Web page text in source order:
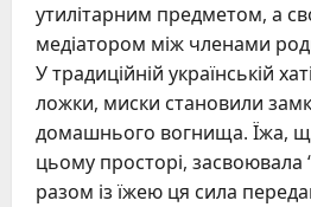
утилітарним предметом, а
медіатором між членами
У традиційній українській
ложки, миски становили
домашнього вогнища. Їжа,
цьому просторі, засвоювала
разом із їжею ця сила